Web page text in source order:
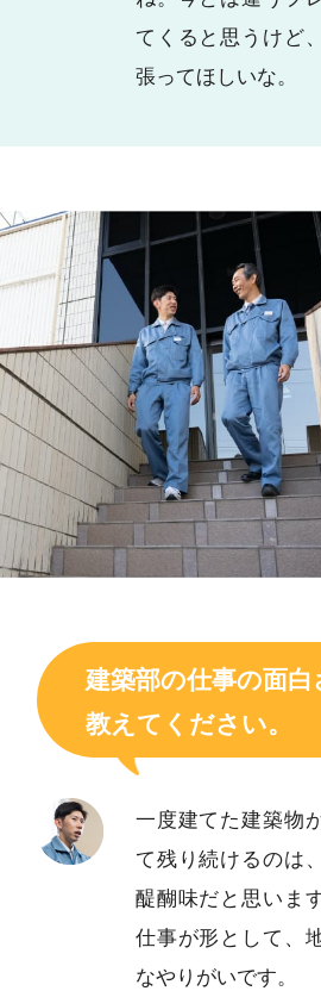
てくると思うけど
張ってほしいな。
建築部の仕事の面白
教えてください。
一度建てた建築物
て残り続けるのは
醍醐味だと思いま
仕事が形として、
なやりがいです。